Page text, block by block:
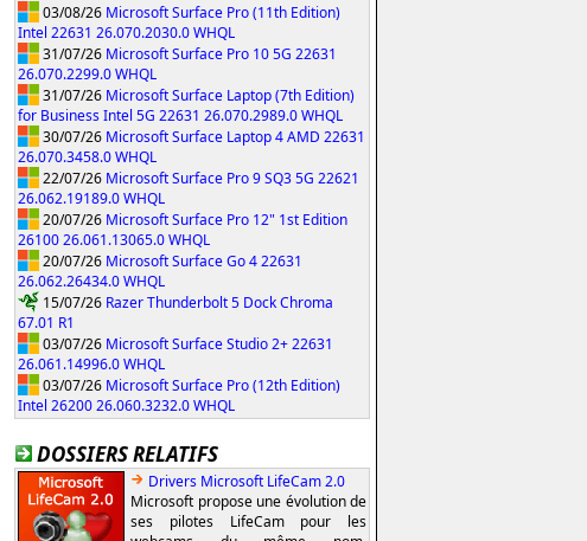
03/08/26 Microsoft Surface Pro (11th Edition)
Intel 22631 26.070.2030.0 WHQL
31/07/26 Microsoft Surface Pro 10 5G 22631
26.070.2299.0 WHQL
31/07/26 Microsoft Surface Laptop (7th Edition)
for Business Intel 5G 22631 26.070.2989.0 WHQL
30/07/26 Microsoft Surface Laptop 4 AMD 22631
26.070.3458.0 WHQL
22/07/26 Microsoft Surface Pro 9 SQ3 5G 22621
26.062.19189.0 WHQL
20/07/26 Microsoft Surface Pro 12" 1st Edition
26100 26.061.13065.0 WHQL
20/07/26 Microsoft Surface Go 4 22631
26.062.26434.0 WHQL
15/07/26 Razer Thunderbolt 5 Dock Chroma
67.01 R1
03/07/26 Microsoft Surface Studio 2+ 22631
26.061.14996.0 WHQL
03/07/26 Microsoft Surface Pro (12th Edition)
Intel 26200 26.060.3232.0 WHQL
DOSSIERS RELATIFS
Drivers Microsoft LifeCam 2.0
Microsoft propose une évolution de
ses pilotes LifeCam pour les